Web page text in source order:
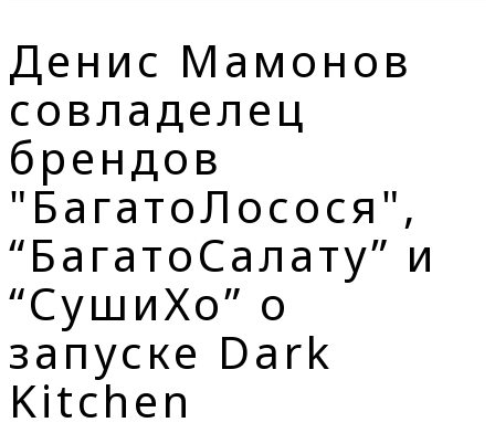
Денис Мамонов
совладелец
брендов
"БагатоЛосося",
“БагатоСалату” и
“СушиХо” о
запуске Dark
Kitchen